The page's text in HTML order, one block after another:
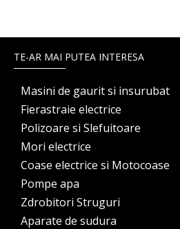
TE-AR MAI PUTEA INTERESA
Masini de gaurit si insurubat
Fierastraie electrice
Polizoare si Slefuitoare
Mori electrice
Coase electrice si Motocoase
Pompe apa
Zdrobitori Struguri
Aparate de sudura